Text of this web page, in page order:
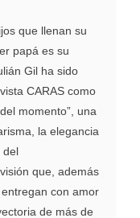
que llenan su
papá es su
Gil ha sido
CARAS como
momento”, una
la elegancia
del
que, además
con amor
de más de